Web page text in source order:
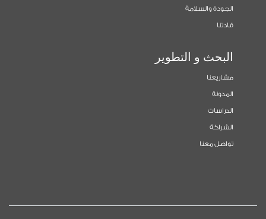
الجودة والسلامة
قادتنا
البحث و التطوير
مشاريعنا
المدونة
الدراسات
الشراكة
تواصل معنا